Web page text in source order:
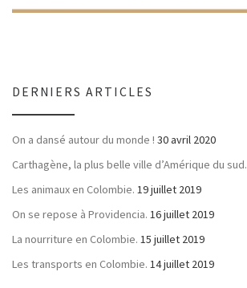
DERNIERS ARTICLES
On a dansé autour du monde ! 30 avril 2020
Carthagène, la plus belle ville d’Amérique du sud.
Les animaux en Colombie. 19 juillet 2019
On se repose à Providencia. 16 juillet 2019
La nourriture en Colombie. 15 juillet 2019
Les transports en Colombie. 14 juillet 2019